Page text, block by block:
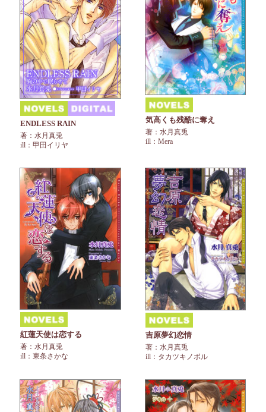
ENDLESS RAIN
著：水月真兎
ill：甲田イリヤ
気高くも残酷に奪え
著：水月真兎
ill：Mera
紅蓮天使は恋する
著：水月真兎
ill：東条さかな
吉原夢幻恋情
著：水月真兎
ill：タカツキノボル